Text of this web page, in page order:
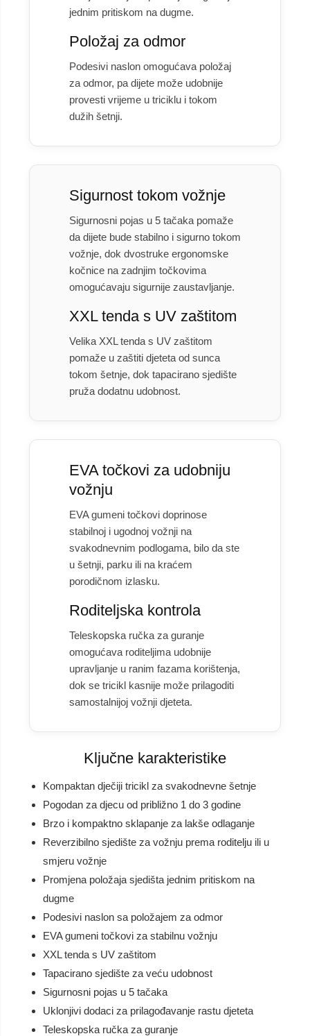
jednim pritiskom na dugme.
Položaj za odmor
Podesivi naslon omogućava položaj
za odmor, pa dijete može udobnije
provesti vrijeme u triciklu i tokom
dužih šetnji.
Sigurnost tokom vožnje
Sigurnosni pojas u 5 tačaka pomaže
da dijete bude stabilno i sigurno tokom
vožnje, dok dvostruke ergonomske
kočnice na zadnjim točkovima
omogućavaju sigurnije zaustavljanje.
XXL tenda s UV zaštitom
Velika XXL tenda s UV zaštitom
pomaže u zaštiti djeteta od sunca
tokom šetnje, dok tapacirano sjedište
pruža dodatnu udobnost.
EVA točkovi za udobniju
vožnju
EVA gumeni točkovi doprinose
stabilnoj i ugodnoj vožnji na
svakodnevnim podlogama, bilo da ste
u šetnji, parku ili na kraćem
porodičnom izlasku.
Roditeljska kontrola
Teleskopska ručka za guranje
omogućava roditeljima udobnije
upravljanje u ranim fazama korištenja,
dok se tricikl kasnije može prilagoditi
samostalnijoj vožnji djeteta.
Ključne karakteristike
Kompaktan dječiji tricikl za svakodnevne šetnje
Pogodan za djecu od približno 1 do 3 godine
Brzo i kompaktno sklapanje za lakše odlaganje
Reverzibilno sjedište za vožnju prema roditelju ili u
smjeru vožnje
Promjena položaja sjedišta jednim pritiskom na
dugme
Podesivi naslon sa položajem za odmor
EVA gumeni točkovi za stabilnu vožnju
XXL tenda s UV zaštitom
Tapacirano sjedište za veću udobnost
Sigurnosni pojas u 5 tačaka
Uklonjivi dodaci za prilagođavanje rastu djeteta
Teleskopska ručka za guranje